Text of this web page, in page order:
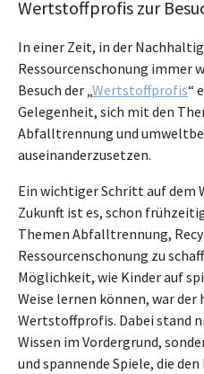
Wertstoffprofis zur
In einer Zeit, in der
Ressourcenschonung immer
Besuch der „Wertstoffprofis“
Gelegenheit, sich mit den
Abfalltrennung und
auseinanderzusetzen.
Ein wichtiger Schritt auf dem
Zukunft ist es, schon
Themen Abfalltrennung,
Ressourcenschonung zu
Möglichkeit, wie Kinder auf
Weise lernen können, war der
Wertstoffprofis. Dabei stand
Wissen im Vordergrund,
und spannende Spiele, die